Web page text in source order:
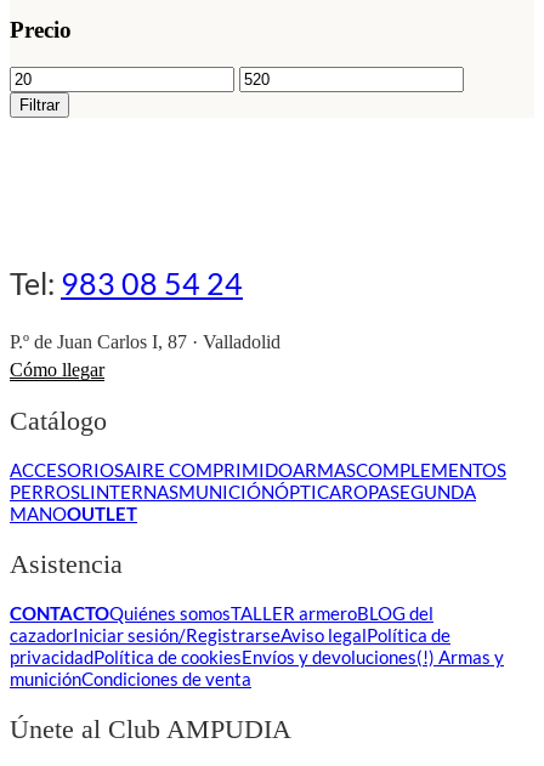
Precio
Precio
mínimo
Precio
máximo
Filtrar
Tel: 983 08 54 24
P.º de Juan Carlos I, 87 · Valladolid
Cómo llegar
Catálogo
ACCESORIOSAIRE COMPRIMIDOARMASCOMPLEMENTOS
PERROSLINTERNASMUNICIÓNÓPTICAROPASEGUNDA
MANOOUTLET
Asistencia
CONTACTOQuiénes somosTALLER armeroBLOG del
cazadorIniciar sesión/RegistrarseAviso legalPolítica de
privacidadPolítica de cookiesEnvíos y devoluciones(!) Armas y
municiónCondiciones de venta
Únete al Club AMPUDIA